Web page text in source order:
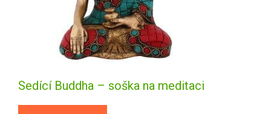
Sedící Buddha – soška na meditaci